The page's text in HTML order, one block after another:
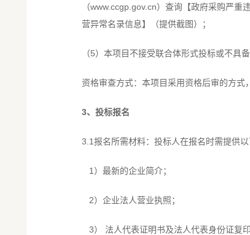
（www.ccgp.gov.cn）查询【政府采购严
营异常名录信息】（提供截图）；
（5）本项目不接受联合体形式投标或不具
资格审查方式：本项目采用资格后审的方式
3、 投标报名
3.1报名所需材料：投标人在报名时需提供
1）最新的企业简介；
2）企业法人营业执照；
3） 法人代表证明书及法人代表身份证复印